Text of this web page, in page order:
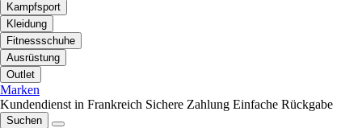
Kampfsport
Kleidung
Fitnessschuhe
Ausrüstung
Outlet
Marken
Kundendienst in Frankreich Sichere Zahlung Einfache Rückgabe
Suchen